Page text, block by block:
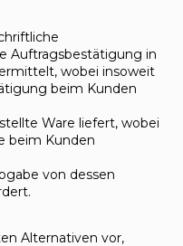
Auftragsbestätigung in
wobei insoweit
beim Kunden
Ware liefert, wobei
beim Kunden
von dessen
Alternativen vor,